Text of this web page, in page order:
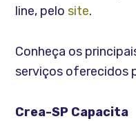
line, pelosite.
Conheça os
serviços oferecidos
Crea-SP Capacita